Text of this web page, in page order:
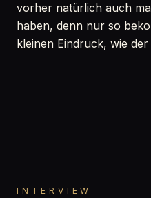
vorher natürlich auch
haben, denn nur so
kleinen Eindruck, wie
INTERVIEW